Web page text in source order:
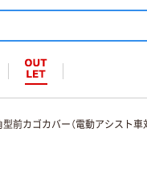
前カゴカバー（電動アシスト車